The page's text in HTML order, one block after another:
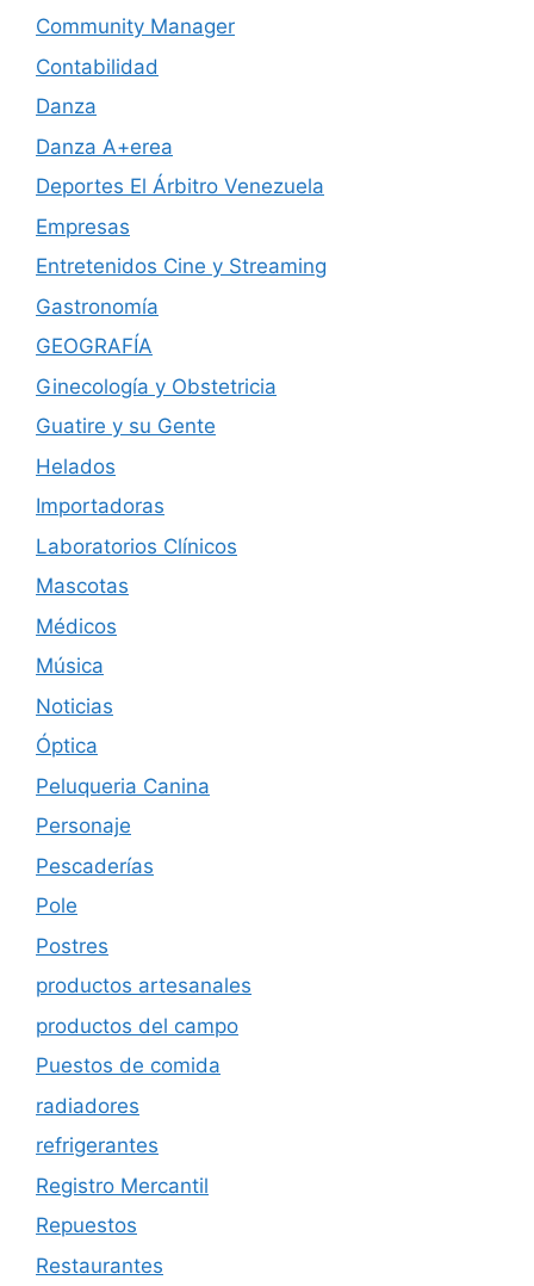
Community Manager
Contabilidad
Danza
Danza A+erea
Deportes El Árbitro Venezuela
Empresas
Entretenidos Cine y Streaming
Gastronomía
GEOGRAFÍA
Ginecología y Obstetricia
Guatire y su Gente
Helados
Importadoras
Laboratorios Clínicos
Mascotas
Médicos
Música
Noticias
Óptica
Peluqueria Canina
Personaje
Pescaderías
Pole
Postres
productos artesanales
productos del campo
Puestos de comida
radiadores
refrigerantes
Registro Mercantil
Repuestos
Restaurantes